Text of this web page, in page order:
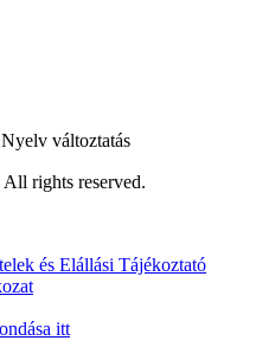
változtatás
All rights reserved.
és Elállási Tájékoztató
itt